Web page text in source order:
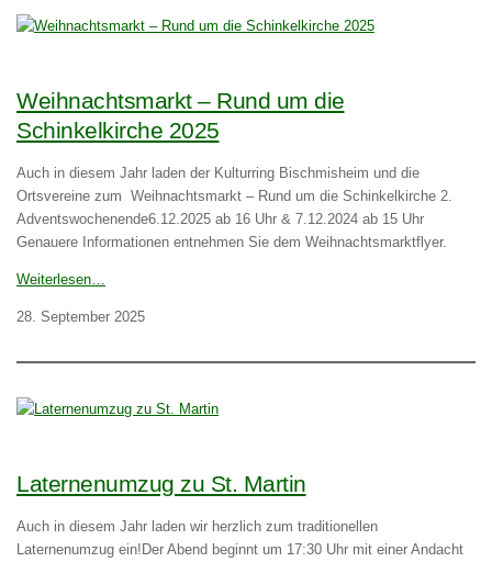
Weihnachtsmarkt – Rund um die
Schinkelkirche 2025
Auch in diesem Jahr laden der Kulturring Bischmisheim und die
Ortsvereine zum Weihnachtsmarkt – Rund um die Schinkelkirche 2.
Adventswochenende6.12.2025 ab 16 Uhr & 7.12.2024 ab 15 Uhr
Genauere Informationen entnehmen Sie dem Weihnachtsmarktflyer.
Weiterlesen…
28. September 2025
Laternenumzug zu St. Martin
Auch in diesem Jahr laden wir herzlich zum traditionellen
Laternenumzug ein!Der Abend beginnt um 17:30 Uhr mit einer Andacht